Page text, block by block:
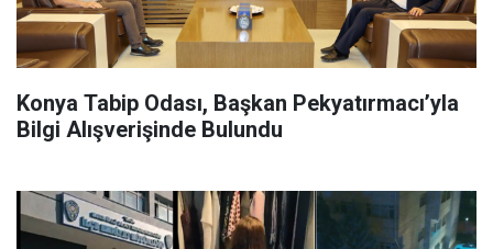
Konya Tabip Odası, Başkan Pekyatırmacı’yla
Bilgi Alışverişinde Bulundu